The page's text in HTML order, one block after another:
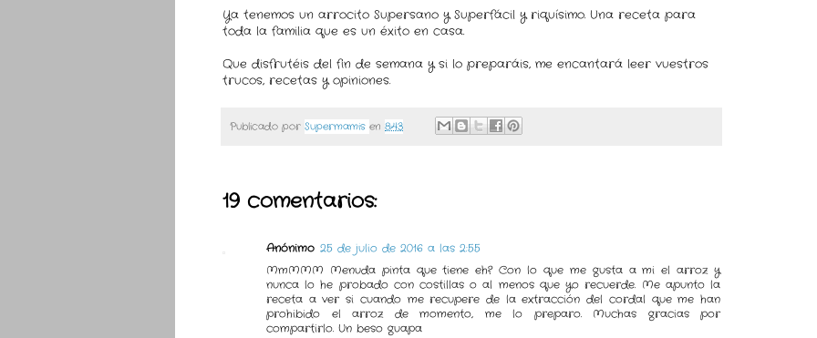
Ya tenemos un arrocito Supersano y Superfácil y riquísimo. Una receta para
toda la familia que es un éxito en casa.
Que disfrutéis del fin de semana y si lo preparáis, me encantará leer vuestros
trucos, recetas y opiniones.
Publicado por Supermamis en 8:43
19 comentarios:
Anónimo 25 de julio de 2016 a las 2:55
MmMMM Menuda pinta que tiene eh? Con lo que me gusta a mi el arroz y
nunca lo he probado con costillas o al menos que yo recuerde. Me apunto la
receta a ver si cuando me recupere de la extracción del cordal que me han
prohibido el arroz de momento, me lo preparo. Muchas gracias por
compartirlo. Un beso guapa